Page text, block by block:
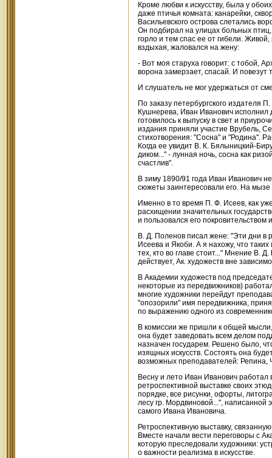
Кроме любви к искусству, была у
даже птичья комната: канарейки,
Васильевского острова слетались
Он подбирал на улицах больных
горло и тем спас ее от гибели. Живой,
вздыхая, жаловался на жену:
- Вот моя старуха говорит: с тобой,
ворона замерзает, спасай. И
И слушатель не мог удержаться от
По заказу петербургского издателя
Кушнерева, Иван Иванович исполнил
готовилось к выпуску в свет и
издания приняли участие Врубель,
стихотворения: "Сосна" и "Родина".
Когда ее увидит В. К. Бялыницкий-
диком..." - лунная ночь, сосна как
счастлив".
В зиму 1890/91 года Иван Иванович
сюжеты заинтересовали его. На
Именно в то время П. Ф. Исеев, как
расхищении значительных
и пользовался его
В. Д. Поленов писал жене: "Эти дни в
Исеева и Якоби. А я нахожу, что
тех, кто во главе стоит..." Мнение В.
действует, Ак. художеств вне
В Академии художеств под
некоторые из передвижников)
многие художники перейдут
"опозорили" имя передвижника,
по выражению одного из
В комиссии же пришли к общей
она будет заведовать всем делом
назначен государем. Решено было,
изящных искусств. Состоять она
возможных преподавателей: Репина,
Весну и лето Иван Иванович
ретроспективной выставке своих
порядке, все рисунки, офорты,
лесу гр. Мордвиновой...", написанной
самого Ивана Ивановича.
Ретроспективную выставку,
Вместе начали вести переговоры с
которую преследовали художники:
о важности реализма в искусстве.